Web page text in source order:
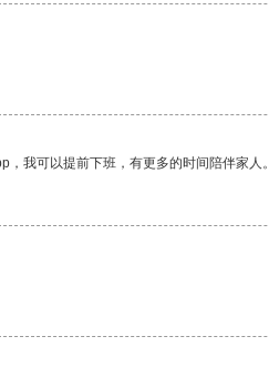
我可以提前下班，有更多的时间陪伴家人。